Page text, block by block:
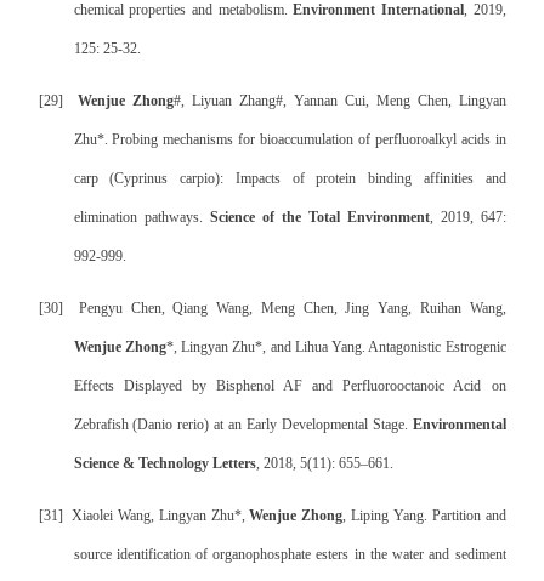
chemical properties and metabolism.Environment International, 2019,
125: 25-32.
[29] Wenjue Zhong#, Liyuan Zhang#, Yannan Cui, Meng Chen, Lingyan
Zhu*. Probing mechanisms for bioaccumulation of perfluoroalkyl acids in
carp (Cyprinus carpio): Impacts of protein binding affinities and
elimination pathways. Science of the Total Environment, 2019, 647:
992-999.
[30] Pengyu Chen, Qiang Wang, Meng Chen, Jing Yang, Ruihan Wang,
Wenjue Zhong*, Lingyan Zhu*, and Lihua Yang. Antagonistic Estrogenic
Effects Displayed by Bisphenol AF and Perfluorooctanoic Acid on
Zebrafish (Danio rerio) at an Early Developmental Stage. Environmental
Science & Technology Letters, 2018, 5(11): 655–661.
[31] Xiaolei Wang, Lingyan Zhu*,Wenjue Zhong, Liping Yang. Partition and
source identification of organophosphate esters in the water and sediment